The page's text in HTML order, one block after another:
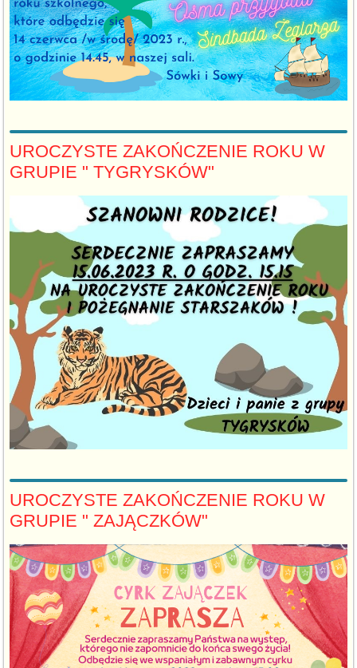
UROCZYSTE ZAKOŃCZENIE ROKU W
GRUPIE " TYGRYSKÓW"
UROCZYSTE ZAKOŃCZENIE ROKU W
GRUPIE " ZAJĄCZKÓW"